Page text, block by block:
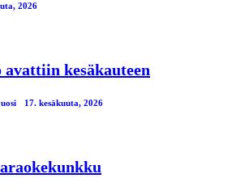
2026
kesäkauteen
17. kesäkuuta, 2026